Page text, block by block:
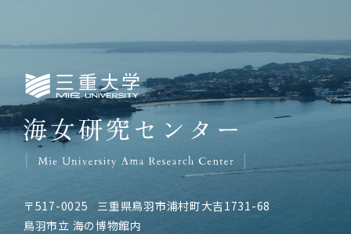
三重大学海女研究センター
〒517-0025
三重県鳥羽市浦村町大吉1731-68
鳥羽市立 海の博物館内